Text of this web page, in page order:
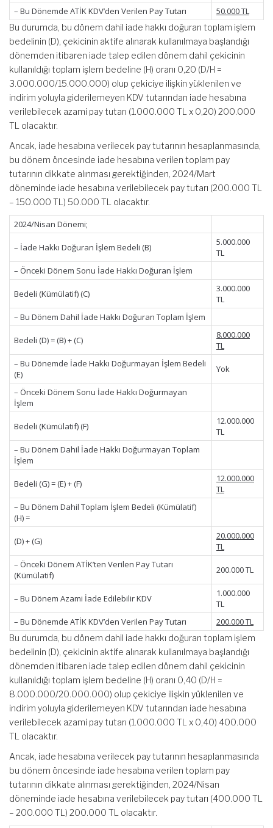
– Bu Dönemde ATİK KDV’den Verilen Pay Tutarı 50.000 TL
Bu durumda, bu dönem dahil iade hakkı doğuran toplam işlem
bedelinin (D), çekicinin aktife alınarak kullanılmaya başlandığı
dönemden itibaren iade talep edilen dönem dahil çekicinin
kullanıldığı toplam işlem bedeline (H) oranı 0,20 (D/H =
3.000.000/15.000.000) olup çekiciye ilişkin yüklenilen ve
indirim yoluyla giderilemeyen KDV tutarından iade hesabına
verilebilecek azami pay tutarı (1.000.000 TL x 0,20) 200.000
TL olacaktır.
Ancak, iade hesabına verilecek pay tutarının hesaplanmasında,
bu dönem öncesinde iade hesabına verilen toplam pay
tutarının dikkate alınması gerektiğinden, 2024/Mart
döneminde iade hesabına verilebilecek pay tutarı (200.000 TL
– 150.000 TL) 50.000 TL olacaktır.
2024/Nisan Dönemi;
– İade Hakkı Doğuran İşlem Bedeli (B)
5.000.000
TL
– Önceki Dönem Sonu İade Hakkı Doğuran İşlem
Bedeli (Kümülatif) (C)
3.000.000
TL
– Bu Dönem Dahil İade Hakkı Doğuran Toplam İşlem
Bedeli (D) = (B) + (C)
8.000.000
TL
– Bu Dönemde İade Hakkı Doğurmayan İşlem Bedeli
(E)
Yok
– Önceki Dönem Sonu İade Hakkı Doğurmayan
İşlem
Bedeli (Kümülatif) (F)
12.000.000
TL
– Bu Dönem Dahil İade Hakkı Doğurmayan Toplam
İşlem
Bedeli (G) = (E) + (F)
12.000.000
TL
– Bu Dönem Dahil Toplam İşlem Bedeli (Kümülatif)
(H) =
(D) + (G)
20.000.000
TL
– Önceki Dönem ATİK’ten Verilen Pay Tutarı
(Kümülatif)
200.000 TL
– Bu Dönem Azami İade Edilebilir KDV
1.000.000
TL
– Bu Dönemde ATİK KDV’den Verilen Pay Tutarı
200.000 TL
Bu durumda, bu dönem dahil iade hakkı doğuran toplam işlem
bedelinin (D), çekicinin aktife alınarak kullanılmaya başlandığı
dönemden itibaren iade talep edilen dönem dahil çekicinin
kullanıldığı toplam işlem bedeline (H) oranı 0,40 (D/H =
8.000.000/20.000.000) olup çekiciye ilişkin yüklenilen ve
indirim yoluyla giderilemeyen KDV tutarından iade hesabına
verilebilecek azami pay tutarı (1.000.000 TL x 0,40) 400.000
TL olacaktır.
Ancak, iade hesabına verilecek pay tutarının hesaplanmasında
bu dönem öncesinde iade hesabına verilen toplam pay
tutarının dikkate alınması gerektiğinden, 2024/Nisan
döneminde iade hesabına verilebilecek pay tutarı (400.000 TL
– 200.000 TL) 200.000 TL olacaktır.